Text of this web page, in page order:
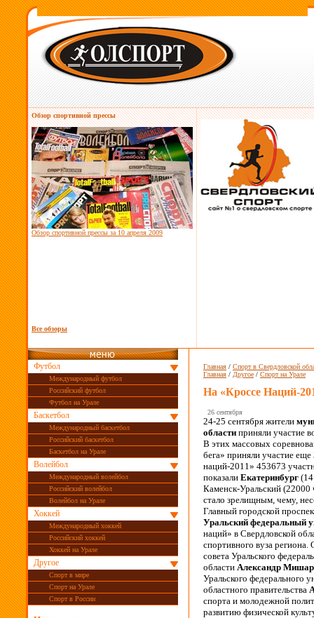
Обзор спортивной прессы
Обзор спортивной прессы за 10 апреля 2009
Все обзоры
Футбол
Международный футбол
Российский футбол
Футбол на Урале
Баскетбол
Международный баскетбол
Российский баскетбол
Баскетбол на Урале
Волейбол
Международный волейбол
Российский волейбол
Волейбол на Урале
Хоккей
Международный хоккей
Российский хоккей
Хоккей на Урале
Другое
Спорт в мире
Спорт на Урале
Спорт в России
Главная / Спорт в Свердловской
Главная / Другое / Спорт на Урале
На «Кроссе Наций-
26 сентября
24-25 сентября жители
области приняли участие
В этих массовых
бега» приняли участие
наций-2011» 453673
показали Екатеринбург
Каменск-Уральский (22000
стало зрелищным, чему,
Главный городской
Уральский федеральный
наций» в Свердловской
спортивного вуза региона.
совета Уральского
области Александр
Уральского федерального
областного правительства
спорта и молодежной
развитию физической